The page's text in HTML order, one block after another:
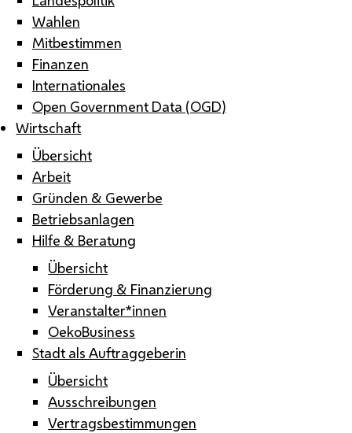
Wahlen
Mitbestimmen
Finanzen
Internationales
Open Government Data (OGD)
Wirtschaft
Übersicht
Arbeit
Gründen & Gewerbe
Betriebsanlagen
Hilfe & Beratung
Übersicht
Förderung & Finanzierung
Veranstalter*innen
OekoBusiness
Stadt als Auftraggeberin
Übersicht
Ausschreibungen
Vertragsbestimmungen